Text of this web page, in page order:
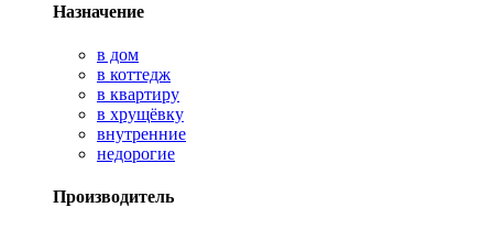
Назначение
в дом
в коттедж
в квартиру
в хрущёвку
внутренние
недорогие
Производитель